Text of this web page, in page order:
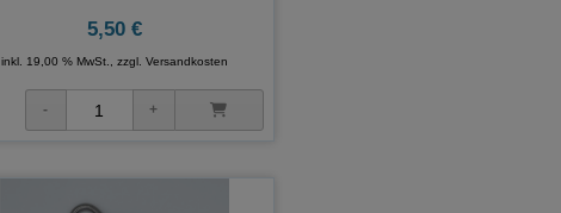
5,50 €
inkl. 19,00 % MwSt., zzgl. Versandkosten